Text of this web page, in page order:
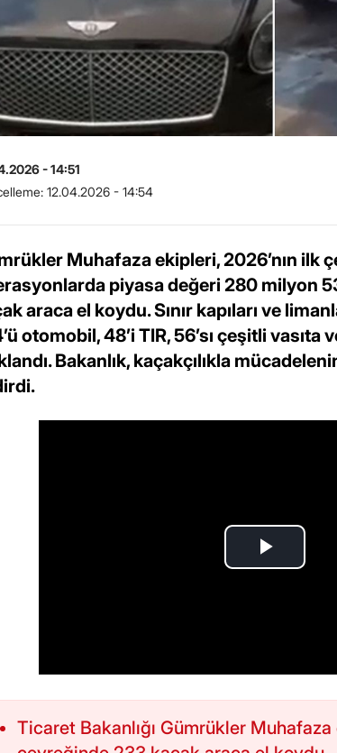
- 14:51
12.04.2026 - 14:54
Muhafaza ekipleri, 2026’nın ilk
piyasa değeri 280 milyon
araca el koydu. Sınır kapıları ve
otomobil, 48’i TIR, 56’sı çeşitli vasıta
Bakanlık, kaçakçılıkla
Ticaret Bakanlığı Gümrükler Muhafaza